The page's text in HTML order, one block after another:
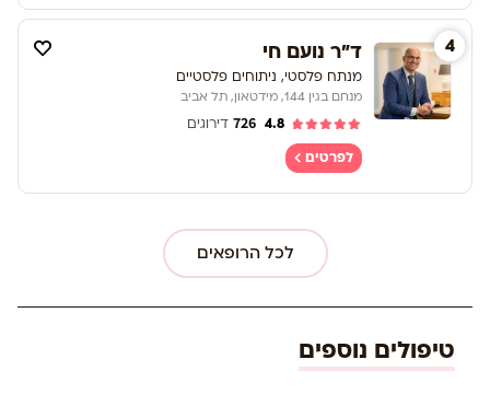
ד"ר נועם חי
מנתח פלסטי, ניתוחים פלסטיים
מנחם בגין 144, מידטאון, תל אביב
4.8
726 דירוגים
4
לפרטים
לכל הרופאים
טיפולים נוספים